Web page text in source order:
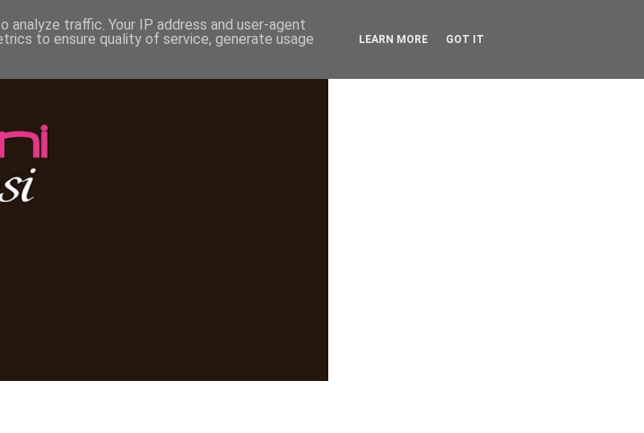
traffic. Your IP address and user-agent
to ensure quality of service, generate usage
LEARN MORE GOT IT